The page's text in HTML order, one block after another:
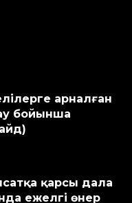
арналған
бойынша
қарсы дала
ежелгі өнер